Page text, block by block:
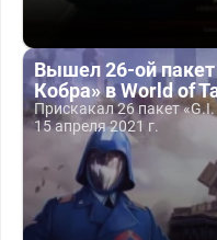
Вышел 26-ой пакет
Кобра» в World of
Прискакал 26 пакет
15 апреля 2021 г.